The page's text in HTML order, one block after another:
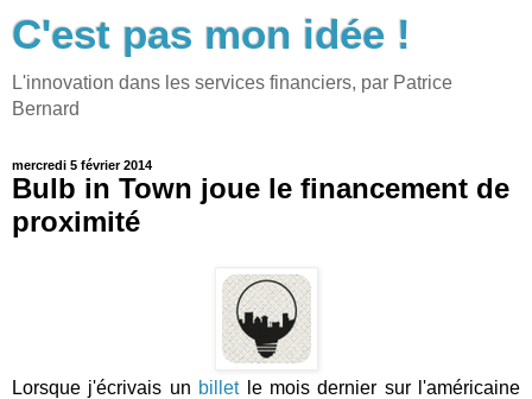
C'est pas mon idée !
L'innovation dans les services financiers, par Patrice
Bernard
mercredi 5 février 2014
Bulb in Town joue le financement de
proximité
Lorsque j'écrivais un billetle mois dernier sur l'américaine